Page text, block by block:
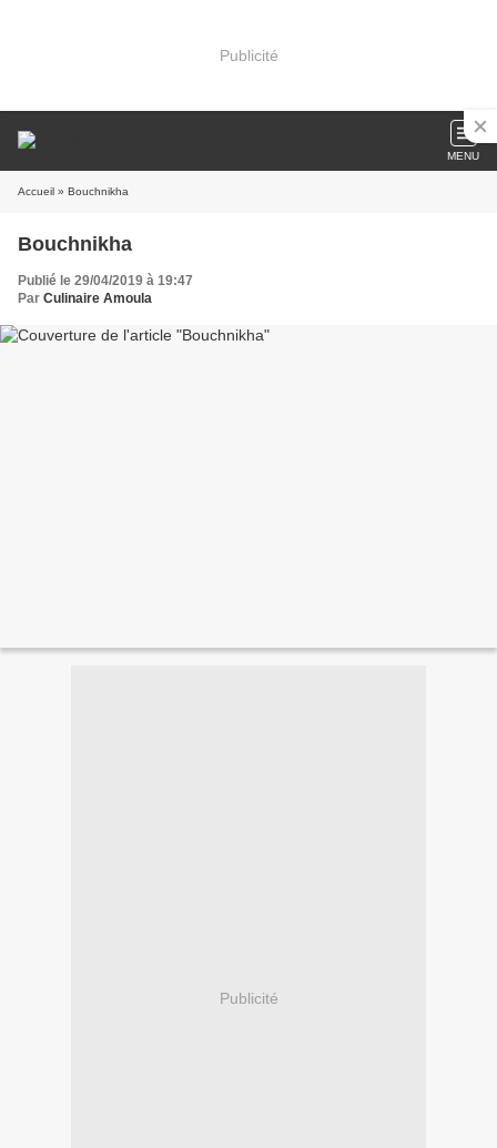
Publicité
MENU
Accueil » Bouchnikha
Bouchnikha
Publié le 29/04/2019 à 19:47
Par Culinaire Amoula
Publicité